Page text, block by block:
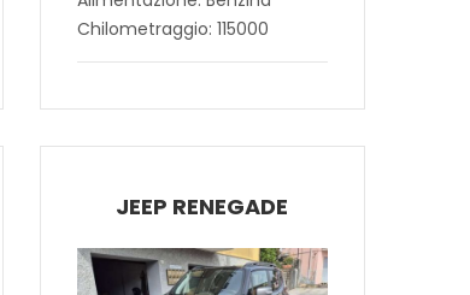
Chilometraggio: 115000
JEEP RENEGADE